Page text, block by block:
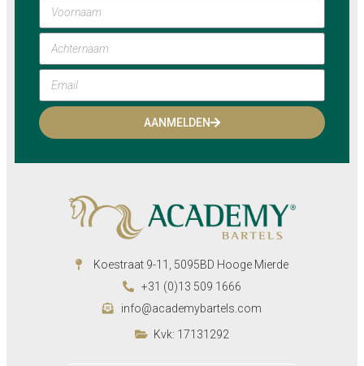
AANMELDEN
Koestraat 9-11, 5095BD Hooge Mierde
+31 (0)13 509 1666
info@academybartels.com
Kvk: 17131292